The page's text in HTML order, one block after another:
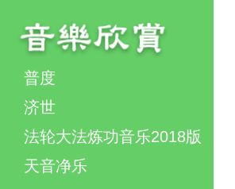
普度
济世
法轮大法炼功音乐2018版
天音净乐